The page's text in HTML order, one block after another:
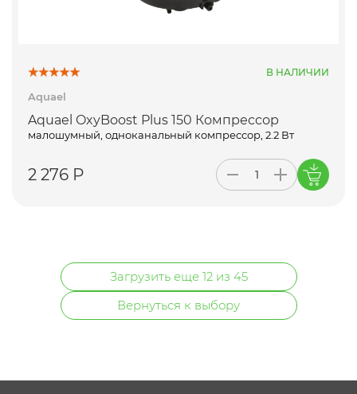
В НАЛИЧИИ
Aquael
Aquael OxyBoost Plus 150 Компрессор
малошумный, одноканальный компрессор, 2.2 Вт
2 276 Р
Загрузить еще 12 из 45
Вернуться к выбору